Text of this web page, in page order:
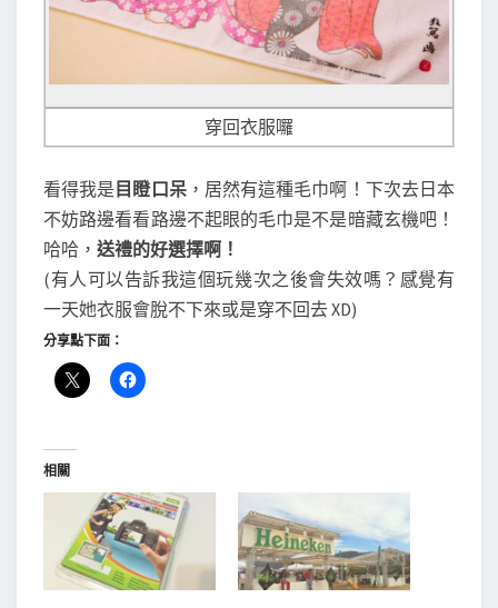
穿回衣服囉
看得我是目瞪口呆，居然有這種毛巾啊！下次去日本
不妨路邊看看路邊不起眼的毛巾是不是暗藏玄機吧！
哈哈， 送禮的好選擇啊！
(有人可以告訴我這個玩幾次之後會失效嗎？感覺有
一天她衣服會脫不下來或是穿不回去 XD)
分享點下面：
相關